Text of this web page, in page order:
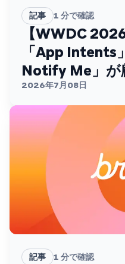
記事 1 分で確認
【WWDC
「App Intents
Notify Me」が
ントを変える
2026年7月08日
記事 1 分で確認